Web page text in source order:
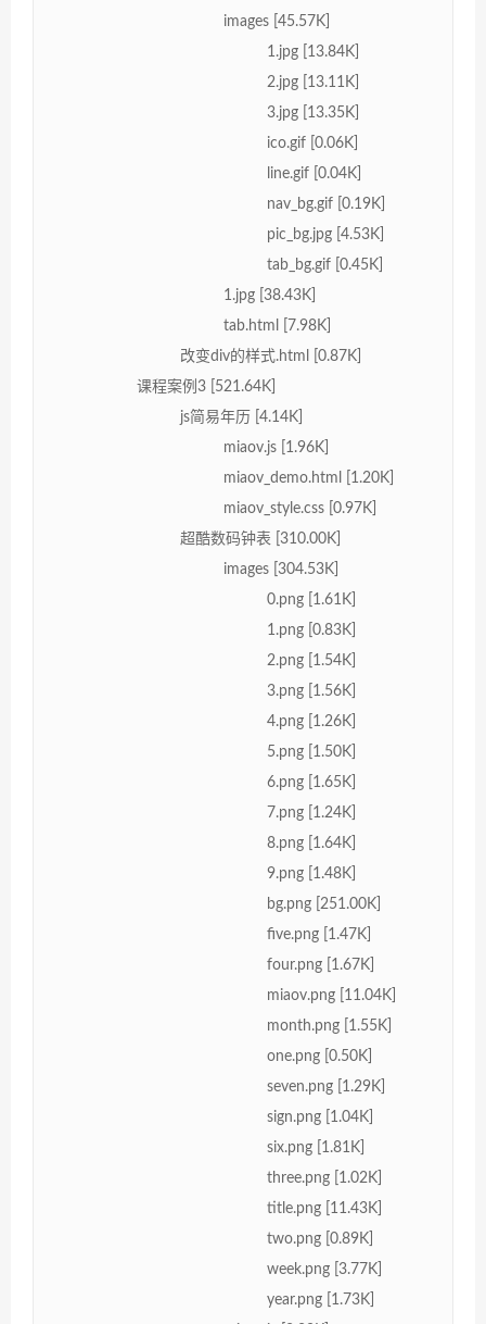
images [45.57K]
1.jpg [13.84K]
2.jpg [13.11K]
3.jpg [13.35K]
ico.gif [0.06K]
line.gif [0.04K]
nav_bg.gif [0.19K]
pic_bg.jpg [4.53K]
tab_bg.gif [0.45K]
1.jpg [38.43K]
tab.html [7.98K]
改变div的样式.html [0.87K]
课程案例3 [521.64K]
js简易年历 [4.14K]
miaov.js [1.96K]
miaov_demo.html [1.20K]
miaov_style.css [0.97K]
超酷数码钟表 [310.00K]
images [304.53K]
0.png [1.61K]
1.png [0.83K]
2.png [1.54K]
3.png [1.56K]
4.png [1.26K]
5.png [1.50K]
6.png [1.65K]
7.png [1.24K]
8.png [1.64K]
9.png [1.48K]
bg.png [251.00K]
five.png [1.47K]
four.png [1.67K]
miaov.png [11.04K]
month.png [1.55K]
one.png [0.50K]
seven.png [1.29K]
sign.png [1.04K]
six.png [1.81K]
three.png [1.02K]
title.png [11.43K]
two.png [0.89K]
week.png [3.77K]
year.png [1.73K]